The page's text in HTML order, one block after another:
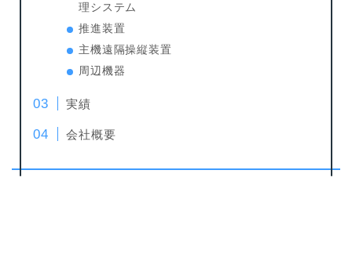
理システム
推進装置
主機遠隔操縦装置
周辺機器
実績
会社概要